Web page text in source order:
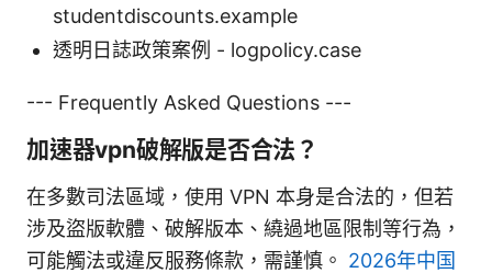
studentdiscounts.example
透明日誌政策案例 - logpolicy.case
--- Frequently Asked Questions ---
加速器vpn破解版是否合法？
在多數司法區域，使用 VPN 本身是合法的，但若
涉及盜版軟體、破解版本、繞過地區限制等行為，
可能觸法或違反服務條款，需謹慎。 2026年中国